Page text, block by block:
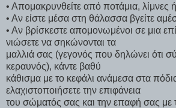
• Απομακρυνθείτε από ποτάμια, λίμνες
• Αν είστε μέσα στη θάλασσα βγείτε
• Αν βρίσκεστε απομονωμένοι σε μια
νιώσετε να σηκώνονται τα
μαλλιά σας (γεγονός που δηλώνει ότι
κεραυνός), κάντε βαθύ
κάθισμα με το κεφάλι ανάμεσα στα
ελαχιστοποιήσετε την επιφάνεια
του σώματός σας και την επαφή σας με